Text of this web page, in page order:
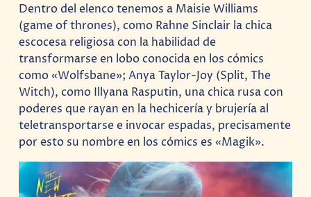
Dentro del elenco tenemos a Maisie Williams
(game of thrones), como Rahne Sinclair la chica
escocesa religiosa con la habilidad de
transformarse en lobo conocida en los cómics
como «Wolfsbane»; Anya Taylor-Joy (Split, The
Witch), como Illyana Rasputin, una chica rusa con
poderes que rayan en la hechicería y brujería al
teletransportarse e invocar espadas, precisamente
por esto su nombre en los cómics es «Magik».